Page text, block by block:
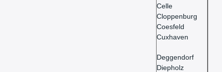
Celle
Cloppenburg
Coesfeld
Cuxhaven
Deggendorf
Diepholz